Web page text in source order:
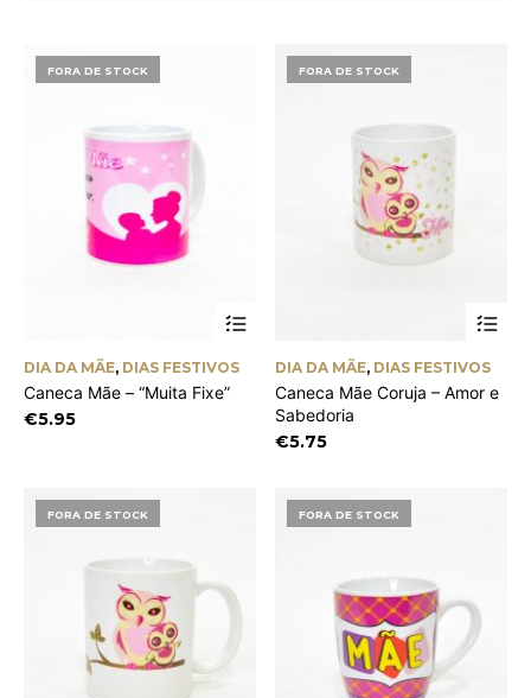
FORA DE STOCK
DIA DA MÃE, DIAS FESTIVOS
Caneca Mãe – “Muita Fixe”
€5.95
FORA DE STOCK
DIA DA MÃE, DIAS FESTIVOS
Caneca Mãe Coruja – Amor e
Sabedoria
€5.75
FORA DE STOCK FORA DE STOCK